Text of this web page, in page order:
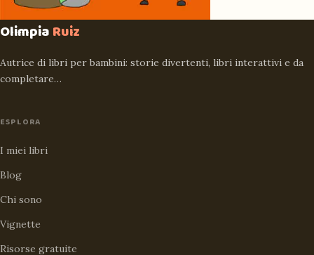
OlimpiaRuiz
Autrice di libri per bambini: storie divertenti, libri interattivi e da
completare…
ESPLORA
I miei libri
Blog
Chi sono
Vignette
Risorse gratuite